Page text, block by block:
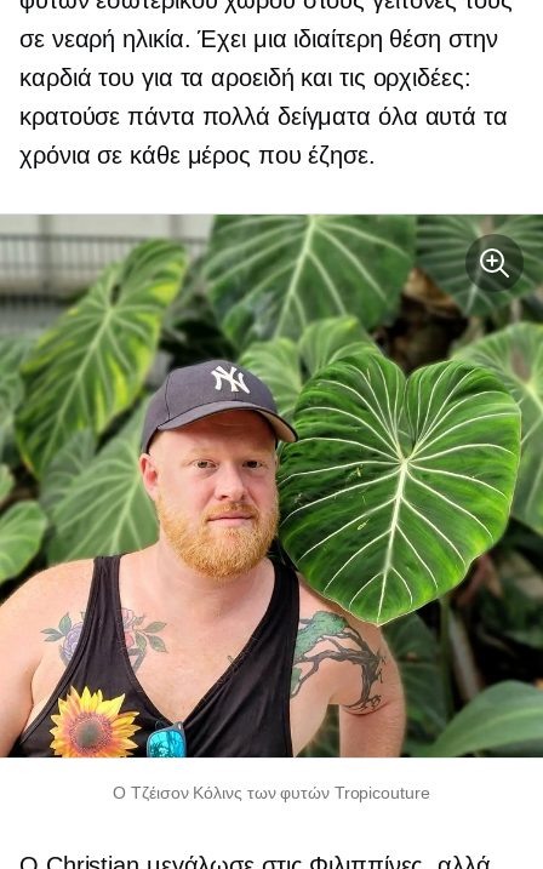
σε νεαρή ηλικία. Έχει μια ιδιαίτερη θέση στην
καρδιά του για τα αροειδή και τις ορχιδέες:
κρατούσε πάντα πολλά δείγματα όλα αυτά τα
χρόνια σε κάθε μέρος που έζησε.
Ο Τζέισον Κόλινς των φυτών Tropicouture